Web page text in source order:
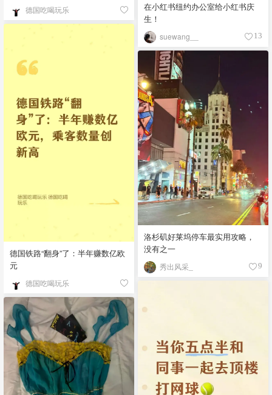
德国吃喝玩乐
在小红书纽约办公室给小红书庆
生！
suewang__ 13
德国铁路“翻身”了：半年赚数亿欧
元
德国吃喝玩乐
洛杉矶好莱坞停车最实用攻略，
没有之一
秀出风采_ 9